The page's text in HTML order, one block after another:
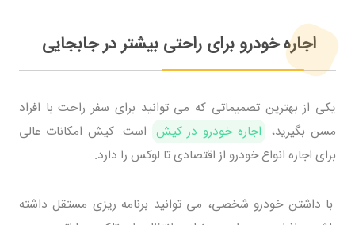
اجاره خودرو برای راحتی بیشتر در جابجایی
یکی از بهترین تصمیماتی که می توانید برای سفر راحت با افراد
مسن بگیرید، اجاره خودرو در کیش است. کیش امکانات عالی
برای اجاره انواع خودرو از اقتصادی تا لوکس را دارد.
با داشتن خودرو شخصی، می توانید برنامه ریزی مستقل داشته